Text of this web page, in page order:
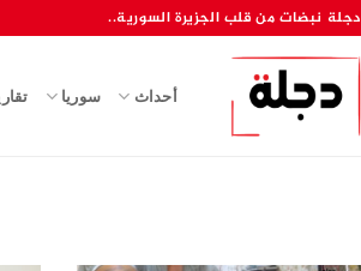
دجلة نبضات من قلب الجزيرة السورية..
أحداث سوريا